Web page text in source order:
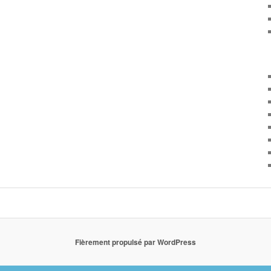
Fièrement propulsé par WordPress